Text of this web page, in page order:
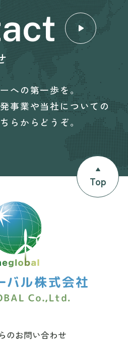
への第一歩を。
事業や当社についての
らからどうぞ。
のお問い合わせ
Top